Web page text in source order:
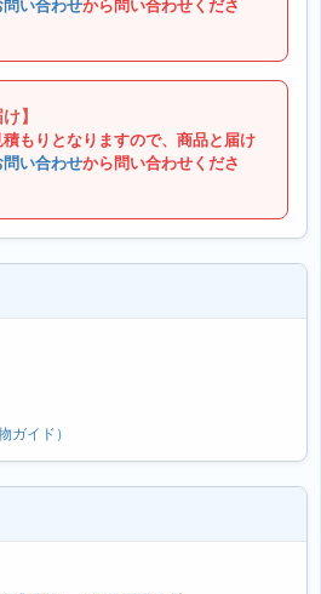
問い合わせから問い合わせくださ
】
積もりとなりますので、商品と届け
問い合わせから問い合わせくださ
ガイド）